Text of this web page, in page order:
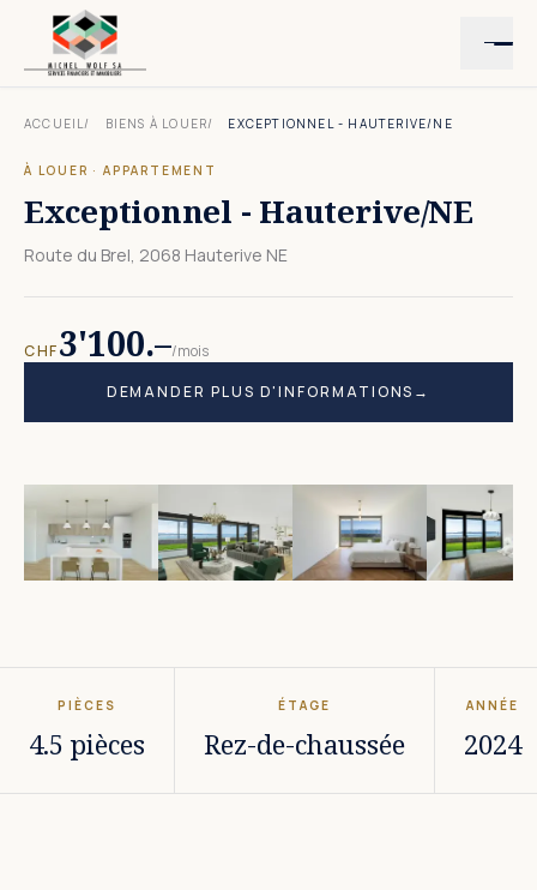
ACCUEIL BIENS À LOUER EXCEPTIONNEL - HAUTERIVE/NE
À LOUER ·APPARTEMENT
Exceptionnel - Hauterive/NE
Route du Brel, 2068 Hauterive NE
CHF3'100.–/mois
DEMANDER PLUS D'INFORMATIONS →
10PHOTOS· CLIQUER POUR AGRANDIR
PIÈCES
4.5 pièces
ÉTAGE
Rez-de-chaussée
ANNÉE
2024